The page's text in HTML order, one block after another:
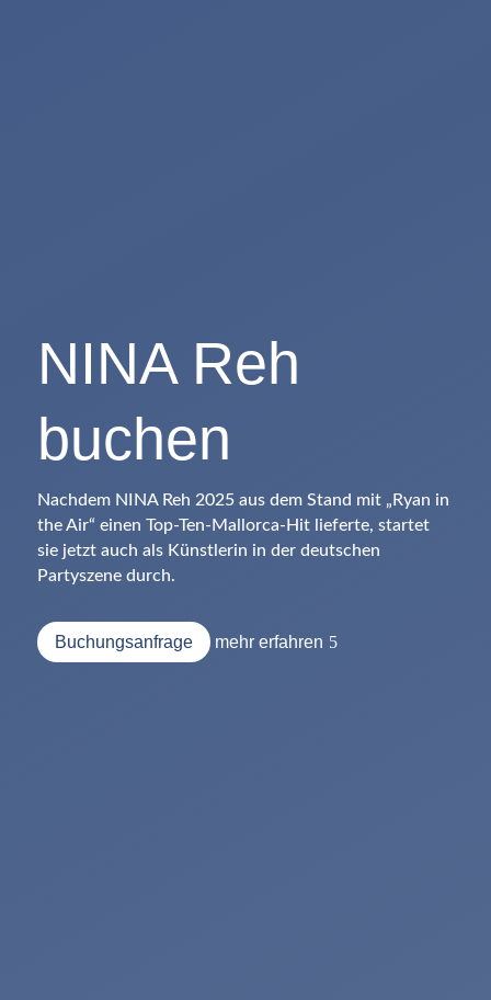
NINA Reh
buchen
Nachdem NINA Reh 2025 aus dem Stand mit „Ryan in
the Air“ einen Top-Ten-Mallorca-Hit lieferte, startet
sie jetzt auch als Künstlerin in der deutschen
Partyszene durch.
Buchungsanfrage mehr erfahren